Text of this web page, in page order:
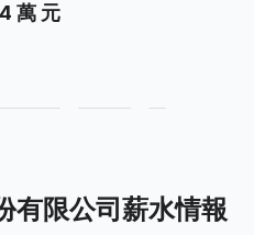
萬 元
有限公司薪水情報